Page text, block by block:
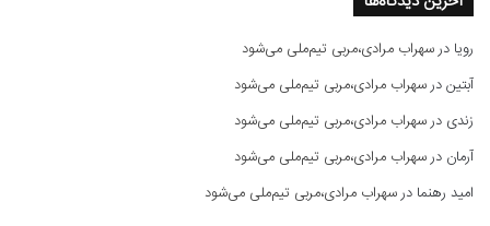
رویا درسهراب مرادی،مربی تیم‌ملی می‌شود
آبتیندرسهراب مرادی،مربی تیم‌ملی می‌شود
زندی درسهراب مرادی،مربی تیم‌ملی می‌شود
آرمان درسهراب مرادی،مربی تیم‌ملی می‌شود
امید رهنما درسهراب مرادی،مربی تیم‌ملی می‌شود